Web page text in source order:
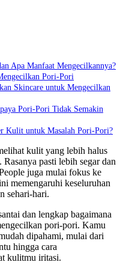
Apa Manfaat Mengecilkannya?
Pori-Pori
Skincare untuk Mengecilkan
Pori-Pori Tidak Semakin
Kulit untuk Masalah Pori-Pori?
kulit yang lebih halus
pasti lebih segar dan
juga mulai fokus ke
memengaruhi keseluruhan
sehari-hari.
dan lengkap bagaimana
pori-pori. Kamu
dipahami, mulai dari
hingga cara
kulitmu iritasi.